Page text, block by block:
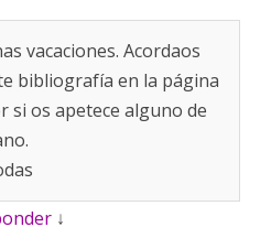
vacaciones. Acordaos
bibliografía en la página
si os apetece alguno de
↓